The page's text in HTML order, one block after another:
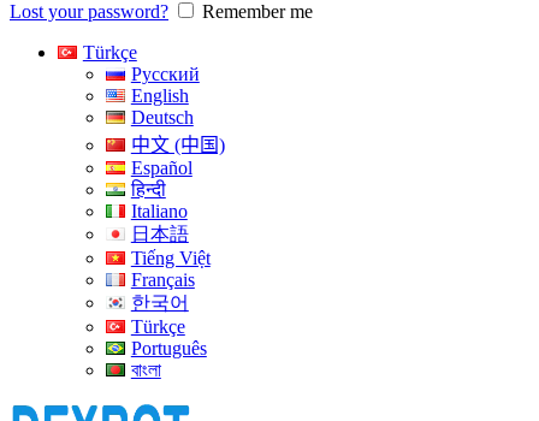
Lost your password?
Remember me
Türkçe
Русский
English
Deutsch
中文 (中国)
Español
हिन्दी
Italiano
日本語
Tiếng Việt
Français
한국어
Türkçe
Português
বাংলা